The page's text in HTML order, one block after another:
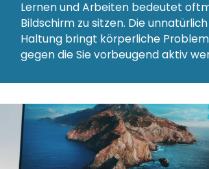
Lernen und Arbeiten bedeutet
Bildschirm zu sitzen. Die
Haltung bringt körperliche
gegen die Sie vorbeugend aktiv